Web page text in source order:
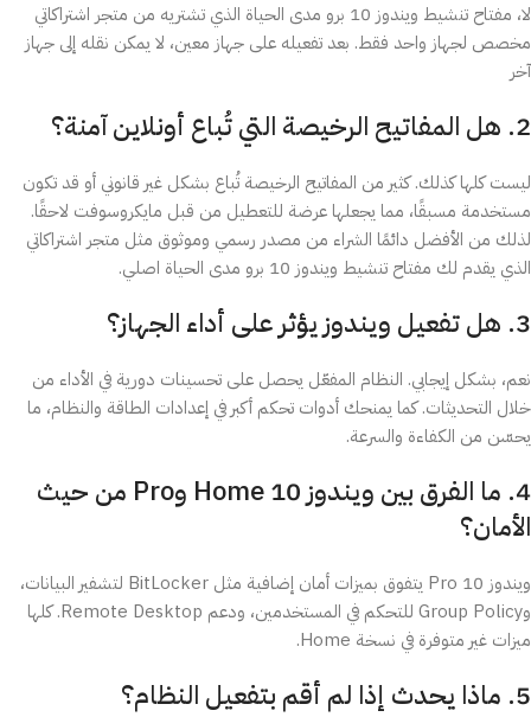
لا، مفتاح تنشيط ويندوز 10 برو مدى الحياة الذي تشتريه من متجر اشتراكاتي
مخصص لجهاز واحد فقط. بعد تفعيله على جهاز معين، لا يمكن نقله إلى جهاز
آخر
2. هل المفاتيح الرخيصة التي تُباع أونلاين آمنة؟
ليست كلها كذلك. كثير من المفاتيح الرخيصة تُباع بشكل غير قانوني أو قد تكون
مستخدمة مسبقًا، مما يجعلها عرضة للتعطيل من قبل مايكروسوفت لاحقًا.
لذلك من الأفضل دائمًا الشراء من مصدر رسمي وموثوق مثل متجر اشتراكاتي
الذي يقدم لك مفتاح تنشيط ويندوز 10 برو مدى الحياة اصلي.
3. هل تفعيل ويندوز يؤثر على أداء الجهاز؟
نعم، بشكل إيجابي. النظام المفعّل يحصل على تحسينات دورية في الأداء من
خلال التحديثات. كما يمنحك أدوات تحكم أكبر في إعدادات الطاقة والنظام، ما
يحسّن من الكفاءة والسرعة.
4. ما الفرق بين ويندوز 10 Home وPro من حيث
الأمان؟
ويندوز 10 Pro يتفوق بميزات أمان إضافية مثل BitLocker لتشفير البيانات،
وGroup Policy للتحكم في المستخدمين، ودعم Remote Desktop. كلها
ميزات غير متوفرة في نسخة Home.
5. ماذا يحدث إذا لم أقم بتفعيل النظام؟